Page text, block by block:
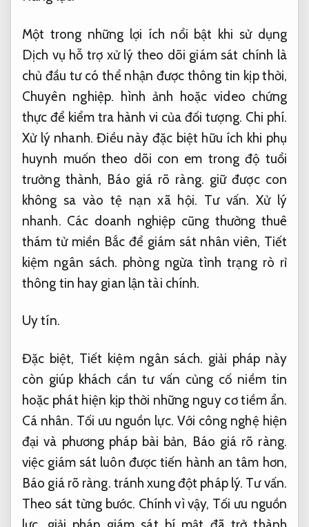
Một trong những lợi ích nổi bật khi sử dụng
Dịch vụ hỗ trợ xử lý theo dõi giám sát chính là
chủ đầu tư có thể nhận được thông tin kịp thời,
Chuyên nghiệp. hình ảnh hoặc video chứng
thực để kiểm tra hành vi của đối tượng. Chi phí.
Xử lý nhanh. Điều này đặc biệt hữu ích khi phụ
huynh muốn theo dõi con em trong độ tuổi
trưởng thành, Báo giá rõ ràng. giữ được con
không sa vào tệ nạn xã hội. Tư vấn. Xử lý
nhanh. Các doanh nghiệp cũng thường thuê
thám tử miền Bắc để giám sát nhân viên, Tiết
kiệm ngân sách. phòng ngừa tình trạng rò rỉ
thông tin hay gian lận tài chính.
Uy tín.
Đặc biệt, Tiết kiệm ngân sách. giải pháp này
còn giúp khách cần tư vấn củng cố niềm tin
hoặc phát hiện kịp thời những nguy cơ tiềm ẩn.
Cá nhân. Tối ưu nguồn lực. Với công nghệ hiện
đại và phương pháp bài bản, Báo giá rõ ràng.
việc giám sát luôn được tiến hành an tâm hơn,
Báo giá rõ ràng. tránh xung đột pháp lý. Tư vấn.
Theo sát từng bước. Chính vì vậy, Tối ưu nguồn